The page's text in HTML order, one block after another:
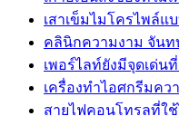
เสาเข็มไมโครไพล์
คลินิกความงาม จันท
เพอร์ไลท์ยังมีจุดเด่
เครื่องทำไอศกรีมคว
สายไฟคอนโทรลที่ใ